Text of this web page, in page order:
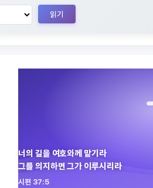
읽기
너의 길을 여호와께 맡기라
그를 의지하면 그가 이루시리라
시편 37:5